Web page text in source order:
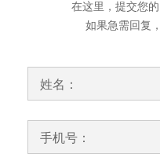
在这里，提交您
如果急需回复
姓名：
手机号：